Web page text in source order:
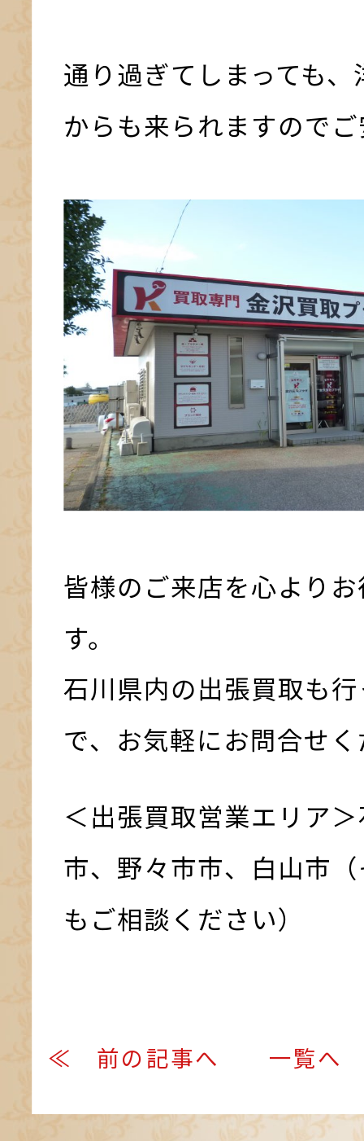
通り過ぎてしまっても
からも来られますので
皆様のご来店を心より
す。
石川県内の出張買取も
で、お気軽にお問合せ
＜出張買取営業エリア
市、野々市市、白山市
もご相談ください）
≪ 前の記事へ 一覧へ